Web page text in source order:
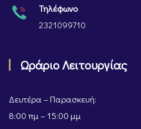
Τηλέφωνο
2321099710
Ωράριο Λειτουργίας
Δευτέρα – Παρασκευή:
8:00 πμ – 15:00 μμ